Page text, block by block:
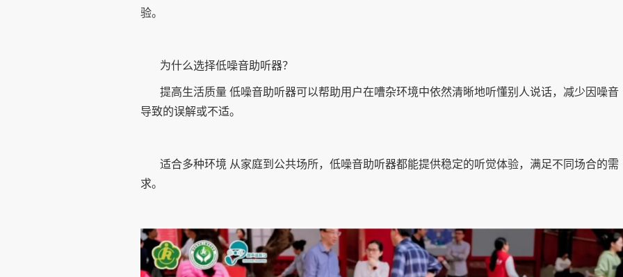
验。
为什么选择低噪音助听器？
提高生活质量 低噪音助听器可以帮助用户在嘈杂环境中依然清晰地听懂别人说话，减少因噪音
导致的误解或不适。
适合多种环境 从家庭到公共场所，低噪音助听器都能提供稳定的听觉体验，满足不同场合的需
求。